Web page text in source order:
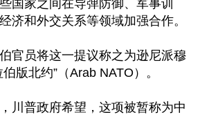
国家之间在导弹防御、军事训
济和外交关系等领域加强合作。
官员将这一提议称之为逊尼派穆
版北约”（Arab NATO）。
川普政府希望，这项被暂称为中